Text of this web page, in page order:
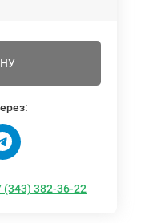
(343) 382-36-22